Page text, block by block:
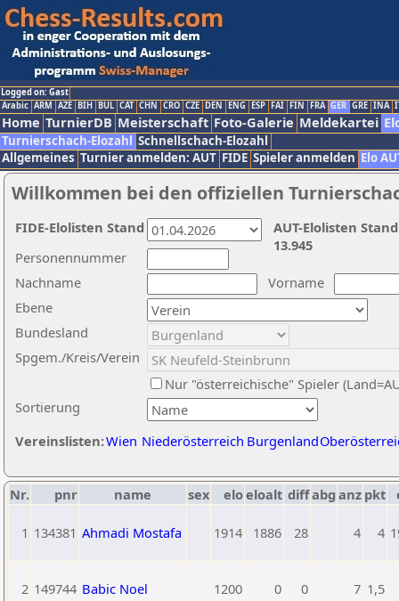
Logged on: Gast
Arabic ARM AZE BIH BUL CAT CHN CRO CZE DEN ENG ESP FAI FIN FRA GER GRE INA
Home TurnierDB Meisterschaft Foto-Galerie Meldekartei
Turnierschach-Elozahl Schnellschach-Elozahl
Allgemeines Turnier anmelden: AUT FIDE Spieler anmelden Elo
Willkommen bei den offiziellen
Nachname
Vorname
Ebene
Sortierung
Personennummer
Bundesland
Spgem./Kreis/Verein
Nur "österreichische" Spieler
Vereinslisten:Wien Niederösterreich Burgenland
AUT-Elolisten
13.945
FIDE-Elolisten Stand
Nr. pnr name sex eloeloalt diffabg anz pkt
1 134381 Ahmadi Mostafa 1914 1886 28 4 4
2 149744 Babic Noel 1200 0 0 7 1,5